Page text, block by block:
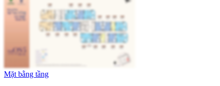
Mặt bằng tầng